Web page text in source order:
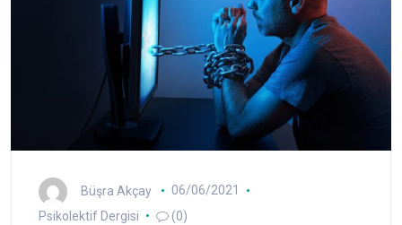
Büşra Akçay
06/06/2021
Psikolektif Dergisi
(0)